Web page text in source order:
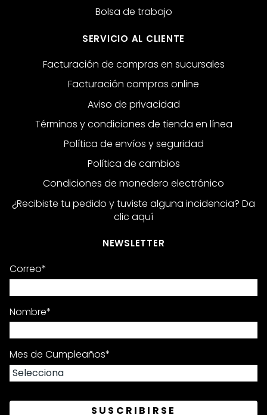
Bolsa de trabajo
SERVICIO AL CLIENTE
Facturación de compras en sucursales
Facturación compras online
Aviso de privacidad
Términos y condiciones de tienda en línea
Política de envíos y seguridad
Política de cambios
Condiciones de monedero electrónico
¿Recibiste tu pedido y tuviste alguna incidencia? Da
clic aquí
NEWSLETTER
Correo*
Nombre*
Mes de Cumpleaños*